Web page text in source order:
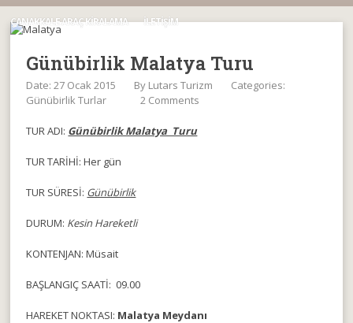
ÇANAKKALE ARAÇ KIRALAMA İLETIŞIM
Günübirlik Malatya Turu
Date: 27 Ocak 2015 By Lutars Turizm
Categories:
Günübirlik Turlar
2 Comments
TUR ADI: Günübirlik Malatya Turu
TUR TARİHİ: Her gün
TUR SÜRESİ: Günübirlik
DURUM: Kesin Hareketli
KONTENJAN: Müsait
BAŞLANGIÇ SAATİ: 09.00
HAREKET NOKTASI: Malatya Meydanı